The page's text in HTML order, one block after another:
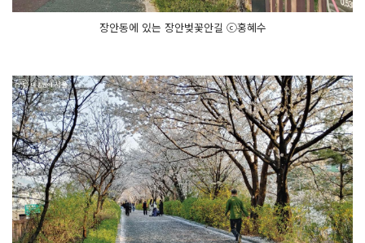
장안동에 있는 장안벚꽃안길 ⓒ홍혜수